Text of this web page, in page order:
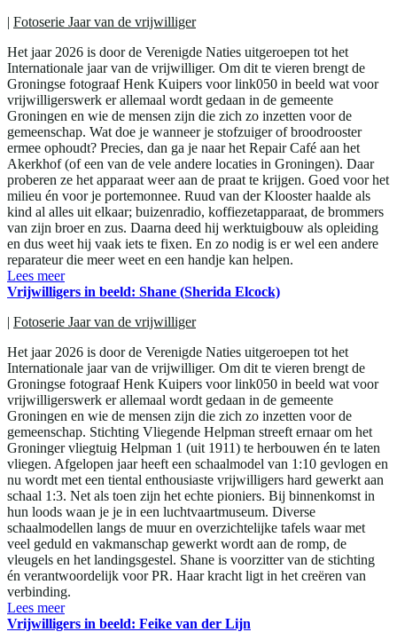
| Fotoserie Jaar van de vrijwilliger
Het jaar 2026 is door de Verenigde Naties uitgeroepen tot het
Internationale jaar van de vrijwilliger. Om dit te vieren brengt de
Groningse fotograaf Henk Kuipers voor link050 in beeld wat voor
vrijwilligerswerk er allemaal wordt gedaan in de gemeente
Groningen en wie de mensen zijn die zich zo inzetten voor de
gemeenschap. Wat doe je wanneer je stofzuiger of broodrooster
ermee ophoudt? Precies, dan ga je naar het Repair Café aan het
Akerkhof (of een van de vele andere locaties in Groningen). Daar
proberen ze het apparaat weer aan de praat te krijgen. Goed voor het
milieu én voor je portemonnee. Ruud van der Klooster haalde als
kind al alles uit elkaar; buizenradio, koffiezetapparaat, de brommers
van zijn broer en zus. Daarna deed hij werktuigbouw als opleiding
en dus weet hij vaak iets te fixen. En zo nodig is er wel een andere
reparateur die meer weet en een handje kan helpen.
Lees meer
Vrijwilligers in beeld: Shane (Sherida Elcock)
| Fotoserie Jaar van de vrijwilliger
Het jaar 2026 is door de Verenigde Naties uitgeroepen tot het
Internationale jaar van de vrijwilliger. Om dit te vieren brengt de
Groningse fotograaf Henk Kuipers voor link050 in beeld wat voor
vrijwilligerswerk er allemaal wordt gedaan in de gemeente
Groningen en wie de mensen zijn die zich zo inzetten voor de
gemeenschap. Stichting Vliegende Helpman streeft ernaar om het
Groninger vliegtuig Helpman 1 (uit 1911) te herbouwen én te laten
vliegen. Afgelopen jaar heeft een schaalmodel van 1:10 gevlogen en
nu wordt met een tiental enthousiaste vrijwilligers hard gewerkt aan
schaal 1:3. Net als toen zijn het echte pioniers. Bij binnenkomst in
hun loods waan je je in een luchtvaartmuseum. Diverse
schaalmodellen langs de muur en overzichtelijke tafels waar met
veel geduld en vakmanschap gewerkt wordt aan de romp, de
vleugels en het landingsgestel. Shane is voorzitter van de stichting
én verantwoordelijk voor PR. Haar kracht ligt in het creëren van
verbinding.
Lees meer
Vrijwilligers in beeld: Feike van der Lijn